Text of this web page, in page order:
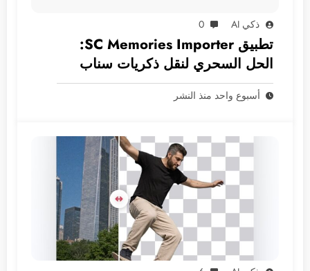
ذكي AI 0
تطبيق SC Memories Importer:
الحل السحري لنقل ذكريات سناب
شات إلى الآي-فون
أسبوع واحد منذ النشر